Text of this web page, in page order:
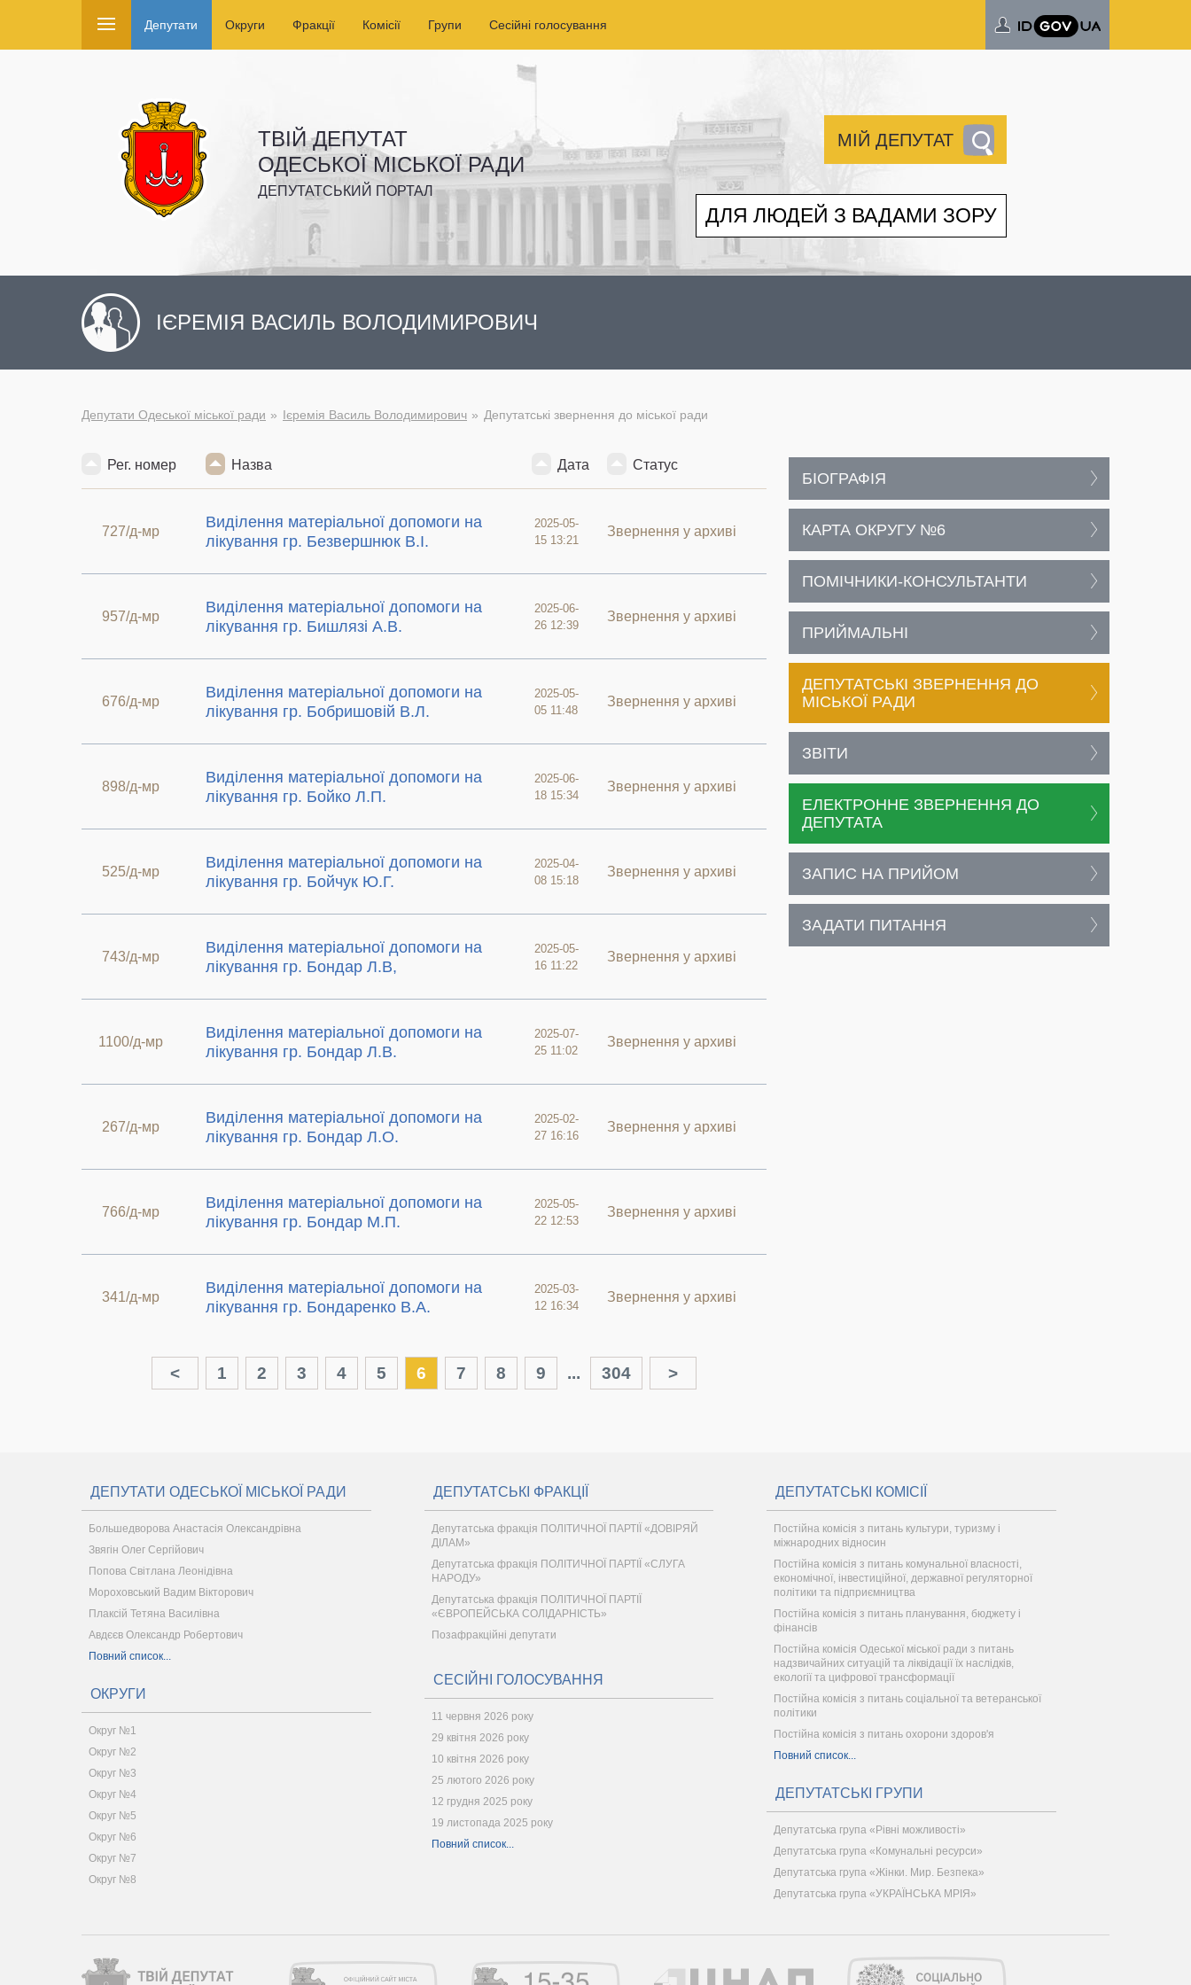
Депутати Округи Фракції Комісії Групи Сесійні голосування
ТВІЙ ДЕПУТАТ
ОДЕСЬКОЇ МІСЬКОЇ РАДИ
ДЕПУТАТСЬКИЙ ПОРТАЛ
МІЙ ДЕПУТАТ
ДЛЯ ЛЮДЕЙ З ВАДАМИ ЗОРУ
ІЄРЕМІЯ ВАСИЛЬ ВОЛОДИМИРОВИЧ
Депутати Одеської міської ради Ієремія Василь Володимирович Депутатські звернення до міської ради
Рег. номер Назва Дата Статус
727/д-мр
Виділення матеріальної допомоги на
лікування гр. Безвершнюк В.І.
2025-05-
15 13:21
Звернення у архиві
957/д-мр
Виділення матеріальної допомоги на
лікування гр. Бишлязі А.В.
2025-06-
26 12:39
Звернення у архиві
676/д-мр
Виділення матеріальної допомоги на
лікування гр. Бобришовій В.Л.
2025-05-
05 11:48
Звернення у архиві
898/д-мр
Виділення матеріальної допомоги на
лікування гр. Бойко Л.П.
2025-06-
18 15:34
Звернення у архиві
525/д-мр
Виділення матеріальної допомоги на
лікування гр. Бойчук Ю.Г.
2025-04-
08 15:18
Звернення у архиві
743/д-мр
Виділення матеріальної допомоги на
лікування гр. Бондар Л.В,
2025-05-
16 11:22
Звернення у архиві
1100/д-мр
Виділення матеріальної допомоги на
лікування гр. Бондар Л.В.
2025-07-
25 11:02
Звернення у архиві
267/д-мр
Виділення матеріальної допомоги на
лікування гр. Бондар Л.О.
2025-02-
27 16:16
Звернення у архиві
766/д-мр
Виділення матеріальної допомоги на
лікування гр. Бондар М.П.
2025-05-
22 12:53
Звернення у архиві
341/д-мр
Виділення матеріальної допомоги на
лікування гр. Бондаренко В.А.
2025-03-
12 16:34
Звернення у архиві
< 1 2 3 4 5 6 7 8 9 ... 304 >
БІОГРАФІЯ
КАРТА ОКРУГУ №6
ПОМІЧНИКИ-КОНСУЛЬТАНТИ
ПРИЙМАЛЬНІ
ДЕПУТАТСЬКІ ЗВЕРНЕННЯ ДО
МІСЬКОЇ РАДИ
ЗВІТИ
ЕЛЕКТРОННЕ ЗВЕРНЕННЯ ДО
ДЕПУТАТА
ЗАПИС НА ПРИЙОМ
ЗАДАТИ ПИТАННЯ
ДЕПУТАТИ ОДЕСЬКОЇ МІСЬКОЇ РАДИ
Большедворова Анастасія Олександрівна
Звягін Олег Сергійович
Попова Світлана Леонідівна
Мороховський Вадим Вікторович
Плаксій Тетяна Василівна
Авдєєв Олександр Робертович
Повний список...
ОКРУГИ
Округ №1
Округ №2
Округ №3
Округ №4
Округ №5
Округ №6
Округ №7
Округ №8
ДЕПУТАТСЬКІ ФРАКЦІЇ
Депутатська фракція ПОЛІТИЧНОЇ ПАРТІЇ «ДОВІРЯЙ
ДІЛАМ»
Депутатська фракція ПОЛІТИЧНОЇ ПАРТІЇ «СЛУГА
НАРОДУ»
Депутатська фракція ПОЛІТИЧНОЇ ПАРТІЇ
«ЄВРОПЕЙСЬКА СОЛІДАРНІСТЬ»
Позафракційні депутати
СЕСІЙНІ ГОЛОСУВАННЯ
11 червня 2026 року
29 квітня 2026 року
10 квітня 2026 року
25 лютого 2026 року
12 грудня 2025 року
19 листопада 2025 року
Повний список...
ДЕПУТАТСЬКІ КОМІСІЇ
Постійна комісія з питань культури, туризму і
міжнародних відносин
Постійна комісія з питань комунальної власності,
економічної, інвестиційної, державної регуляторної
політики та підприємництва
Постійна комісія з питань планування, бюджету і
фінансів
Постійна комісія Одеської міської ради з питань
надзвичайних ситуацій та ліквідації їх наслідків,
екології та цифрової трансформації
Постійна комісія з питань соціальної та ветеранської
політики
Постійна комісія з питань охорони здоров'я
Повний список...
ДЕПУТАТСЬКІ ГРУПИ
Депутатська група «Рівні можливості»
Депутатська група «Комунальні ресурси»
Депутатська група «Жінки. Мир. Безпека»
Депутатська група «УКРАЇНСЬКА МРІЯ»